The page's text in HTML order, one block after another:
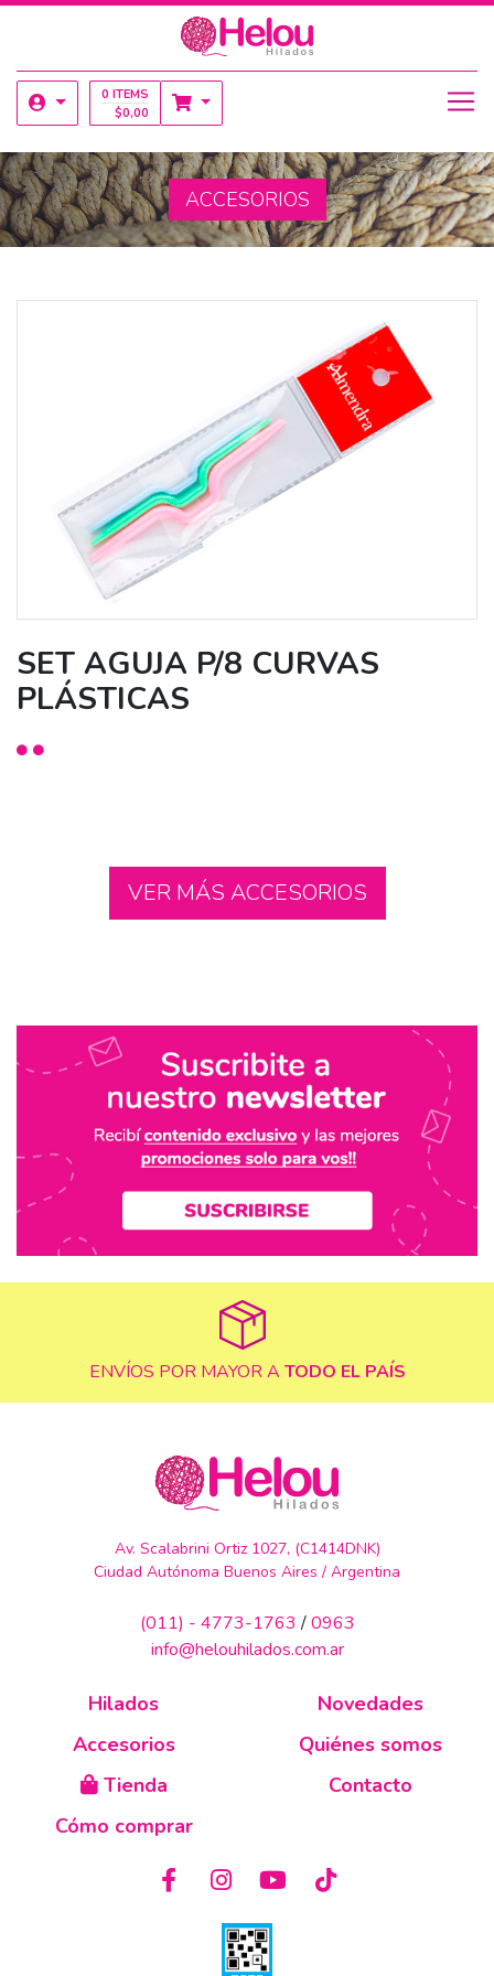
0 ITEMS
$0,00
ACCESORIOS
SET AGUJA P/8 CURVAS
PLÁSTICAS
VER MÁS ACCESORIOS
ENVÍOS POR MAYOR A TODO EL PAÍS
Av. Scalabrini Ortiz 1027, (C1414DNK)
Ciudad Autónoma Buenos Aires / Argentina
(011) - 4773-1763 /0963
info@helouhilados.com.ar
Hilados
Accesorios
Tienda
Cómo comprar
Novedades
Quiénes somos
Contacto